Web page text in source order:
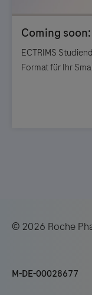
ECTRIMS
Format für Ihr
© 2026 Roche
M-DE-00028677